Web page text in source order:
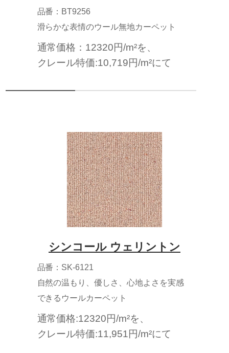
品番：BT9256
滑らかな表情のウール無地カーペット
通常価格：12320円/m²を、
クレール特価:10,719円/m²にて
シンコール ウェリントン
品番：SK-6121
自然の温もり、優しさ、心地よさを実感
できるウールカーペット
通常価格:12320円/m²を、
クレール特価:11,951円/m²にて